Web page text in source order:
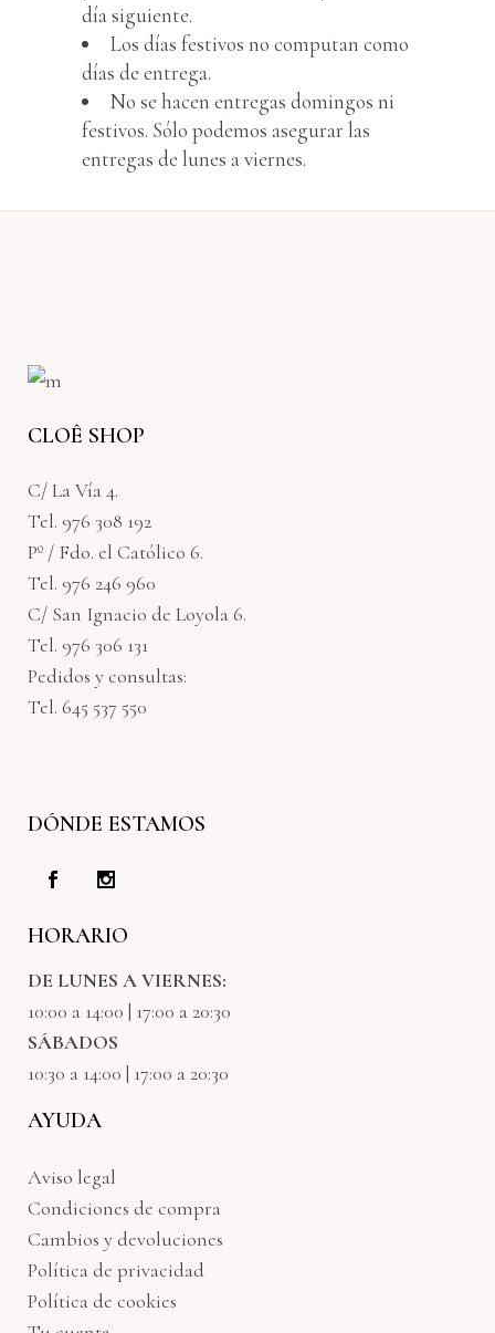
día siguiente.
Los días festivos no computan como
días de entrega.
No se hacen entregas domingos ni
festivos. Sólo podemos asegurar las
entregas de lunes a viernes.
CLOÊ SHOP
C/ La Vía 4.
Tel. 976 308 192
Pº / Fdo. el Católico 6.
Tel. 976 246 960
C/ San Ignacio de Loyola 6.
Tel. 976 306 131
Pedidos y consultas:
Tel. 645 537 550
DÓNDE ESTAMOS
HORARIO
DE LUNES A VIERNES:
10:00 a 14:00 | 17:00 a 20:30
SÁBADOS
10:30 a 14:00 | 17:00 a 20:30
AYUDA
Aviso legal
Condiciones de compra
Cambios y devoluciones
Política de privacidad
Política de cookies